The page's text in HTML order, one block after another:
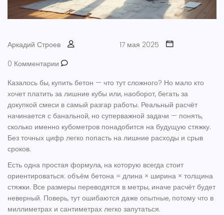
Аркадий Строев
17 мая 2025
0 Комментарии
Казалось бы, купить бетон — что тут сложного? Но мало кто
хочет платить за лишние кубы или, наоборот, бегать за
докупкой смеси в самый разгар работы. Реальный расчёт
начинается с банальной, но суперважной задачи — понять,
сколько именно кубометров понадобится на будущую стяжку.
Без точных цифр легко попасть на лишние расходы и срыв
сроков.
Есть одна простая формула, на которую всегда стоит
ориентироваться: объём бетона = длина × ширина × толщина
стяжки. Все размеры переводятся в метры, иначе расчёт будет
неверный. Поверь, тут ошибаются даже опытные, потому что в
миллиметрах и сантиметрах легко запутаться.